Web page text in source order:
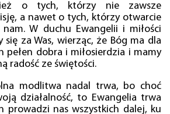
o tych, którzy nie zawsze
a nawet o tych, którzy otwarcie
nam. W duchu Ewangelii i miłości
się za Was, wierząc, że Bóg ma dla
pełen dobra i miłosierdzia i mamy
radość ze świętości.
modlitwa nadal trwa, bo choć
działalność, to Ewangelia trwa
prowadzi nas wszystkich dalej, ku